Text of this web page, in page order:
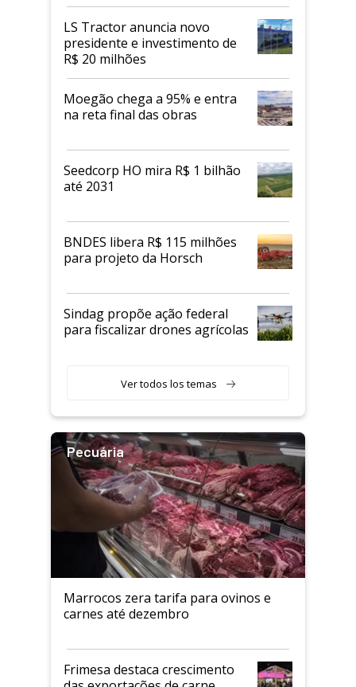
LS Tractor anuncia novo
presidente e investimento de
R$ 20 milhões
Moegão chega a 95% e entra
na reta final das obras
Seedcorp HO mira R$ 1 bilhão
até 2031
BNDES libera R$ 115 milhões
para projeto da Horsch
Sindag propõe ação federal
para fiscalizar drones agrícolas
Ver todos los temas
Pecuária
Marrocos zera tarifa para ovinos e
carnes até dezembro
Frimesa destaca crescimento